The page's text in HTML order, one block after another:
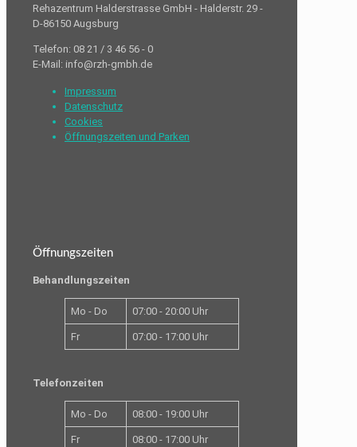
Rehazentrum Halderstrasse GmbH - Halderstr. 29 -
D-86150 Augsburg
Telefon: 08 21 / 3 46 56 - 0
E-Mail: info@rzh-gmbh.de
Impressum
Datenschutz
Cookies
Öffnungszeiten und Parken
Öffnungszeiten
Behandlungszeiten
Mo - Do 07:00 - 20:00 Uhr
Fr 07:00 - 17:00 Uhr
Telefonzeiten
Mo - Do 08:00 - 19:00 Uhr
Fr 08:00 - 17:00 Uhr